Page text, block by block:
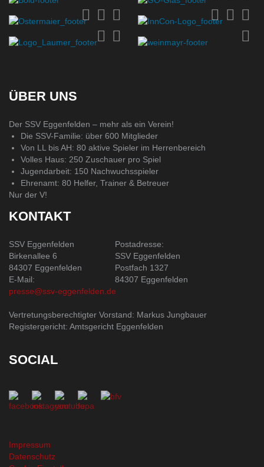
ÜBER UNS
Der SSV Eggenfelden – mehr als ein Verein!
Die SSV-Familie: über 600 Mitglieder
Von LL bis AH: 80 aktive Spieler im Herrenbereich
Volles Haus: 250 Zuschauer pro Spiel
Jugendarbeit: 150 Nachwuchsspieler
Ehrenamt: 80 Helfer, Trainer & Betreuer
Nur der V!
KONTAKT
SSV Eggenfelden
Birkenallee 6
84307 Eggenfelden
E-Mail:
presse@ssv-eggenfelden.de
Postadresse:
SSV Eggenfelden
Postfach 1327
84307 Eggenfelden
Vertretungsberechtigter Vorstand: Markus Jungbauer
Registergericht: Amtsgericht Eggenfelden
SOCIAL
Impressum
Datenschutz